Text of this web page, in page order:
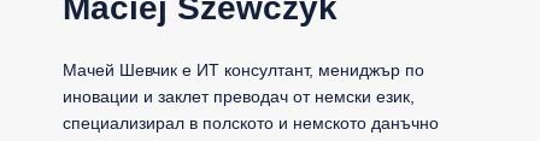
Мачей Шевчик е ИТ консултант, мениджър по
иновации и заклет преводач от немски език,
специализирал в полското и немското данъчно